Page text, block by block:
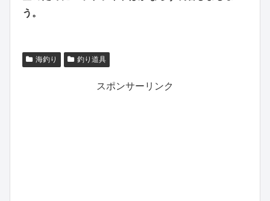
う。
海釣り 釣り道具
スポンサーリンク